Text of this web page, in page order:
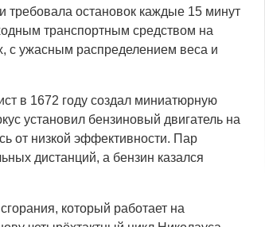
требовала остановок каждые 15 минут
транспортным средством на
с ужасным распределением веса и
в 1672 году создал миниатюрную
установил бензиновый двигатель на
от низкой эффективности. Пар
дистанций, а бензин казался
который работает на